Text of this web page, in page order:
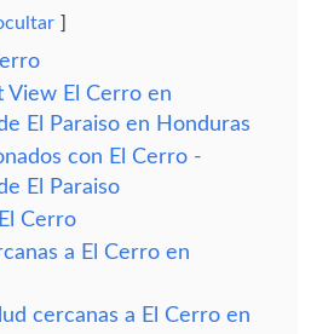
View El Cerro en
El Paraiso en Honduras
con El Cerro -
El Paraiso
Cerro
a El Cerro en
cercanas a El Cerro en